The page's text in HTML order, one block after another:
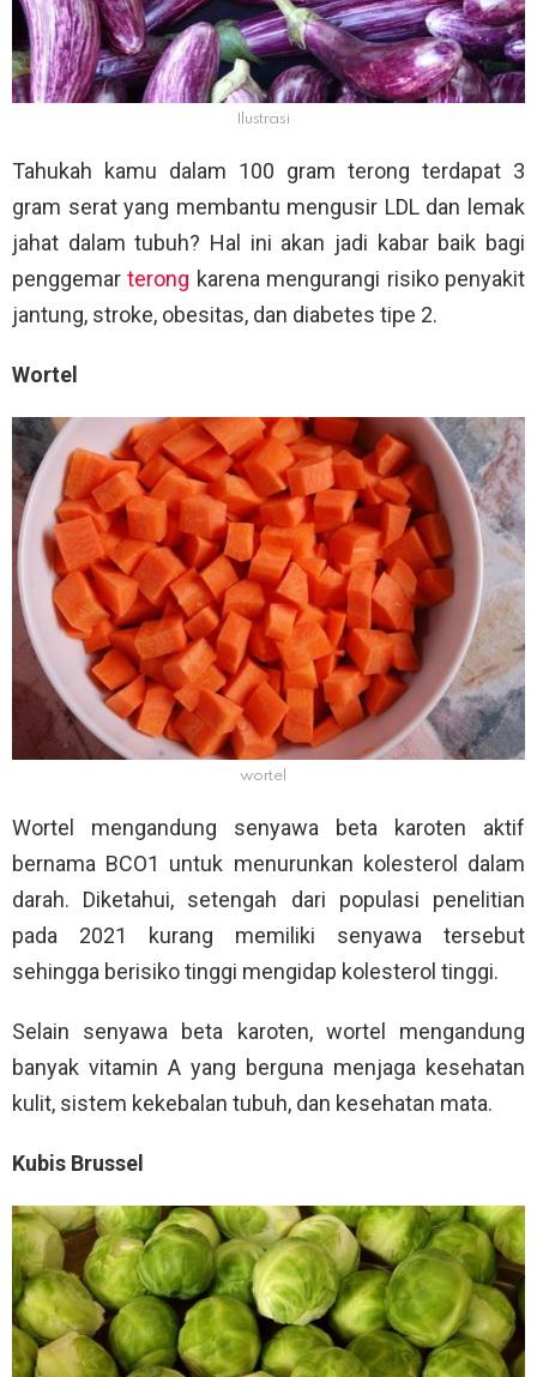
Ilustrasi
Tahukah kamu dalam 100 gram terong terdapat 3
gram serat yang membantu mengusir LDL dan lemak
jahat dalam tubuh? Hal ini akan jadi kabar baik bagi
penggemarterong karena mengurangi risiko penyakit
jantung, stroke, obesitas, dan diabetes tipe 2.
Wortel
wortel
Wortel mengandung senyawa beta karoten aktif
bernama BCO1 untuk menurunkan kolesterol dalam
darah. Diketahui, setengah dari populasi penelitian
pada 2021 kurang memiliki senyawa tersebut
sehingga berisiko tinggi mengidap kolesterol tinggi.
Selain senyawa beta karoten, wortel mengandung
banyak vitamin A yang berguna menjaga kesehatan
kulit, sistem kekebalan tubuh, dan kesehatan mata.
Kubis Brussel